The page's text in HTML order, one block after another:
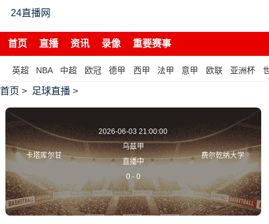
24直播网
首页 直播 资讯 录像 重要赛事
英超 NBA 中超 欧冠 德甲 西甲 法甲 意甲 欧联 亚洲杯
首页 > 足球直播 >
卡塔库尔甘
2026-06-03 21:00:00
乌兹甲
直播中
0 - 0
费尔乾纳大学